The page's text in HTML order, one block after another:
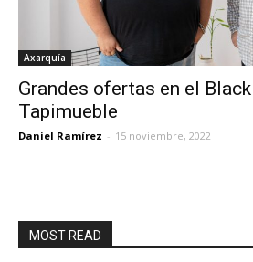
Axarquía
Grandes ofertas en el
Tapimueble
Daniel Ramírez - 15 noviembre, 2022
MOST READ